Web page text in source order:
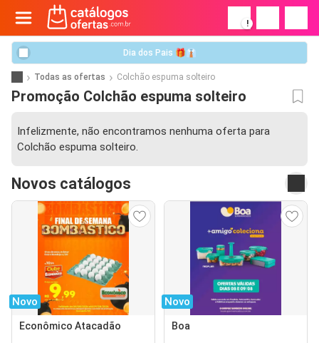
!
Dia dos Pais 🎁👔
Todas as ofertas Colchão espuma solteiro
Promoção Colchão espuma solteiro
Infelizmente, não encontramos nenhuma oferta para
Colchão espuma solteiro.
Novos catálogos
Novo
Econômico Atacadão
Novo
Boa